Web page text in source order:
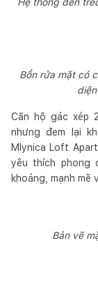
Bồn rửa mặt có
Căn hộ gác xép
nhưng đem lại
Mlynica Loft
yêu thích phong
khoáng, mạnh mẽ
Bản vẽ